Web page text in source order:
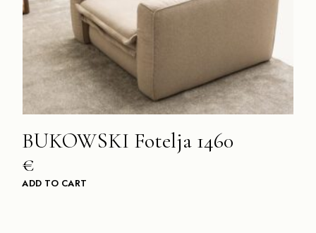
BUKOWSKI Fotelja 1460
€
ADD TO CART